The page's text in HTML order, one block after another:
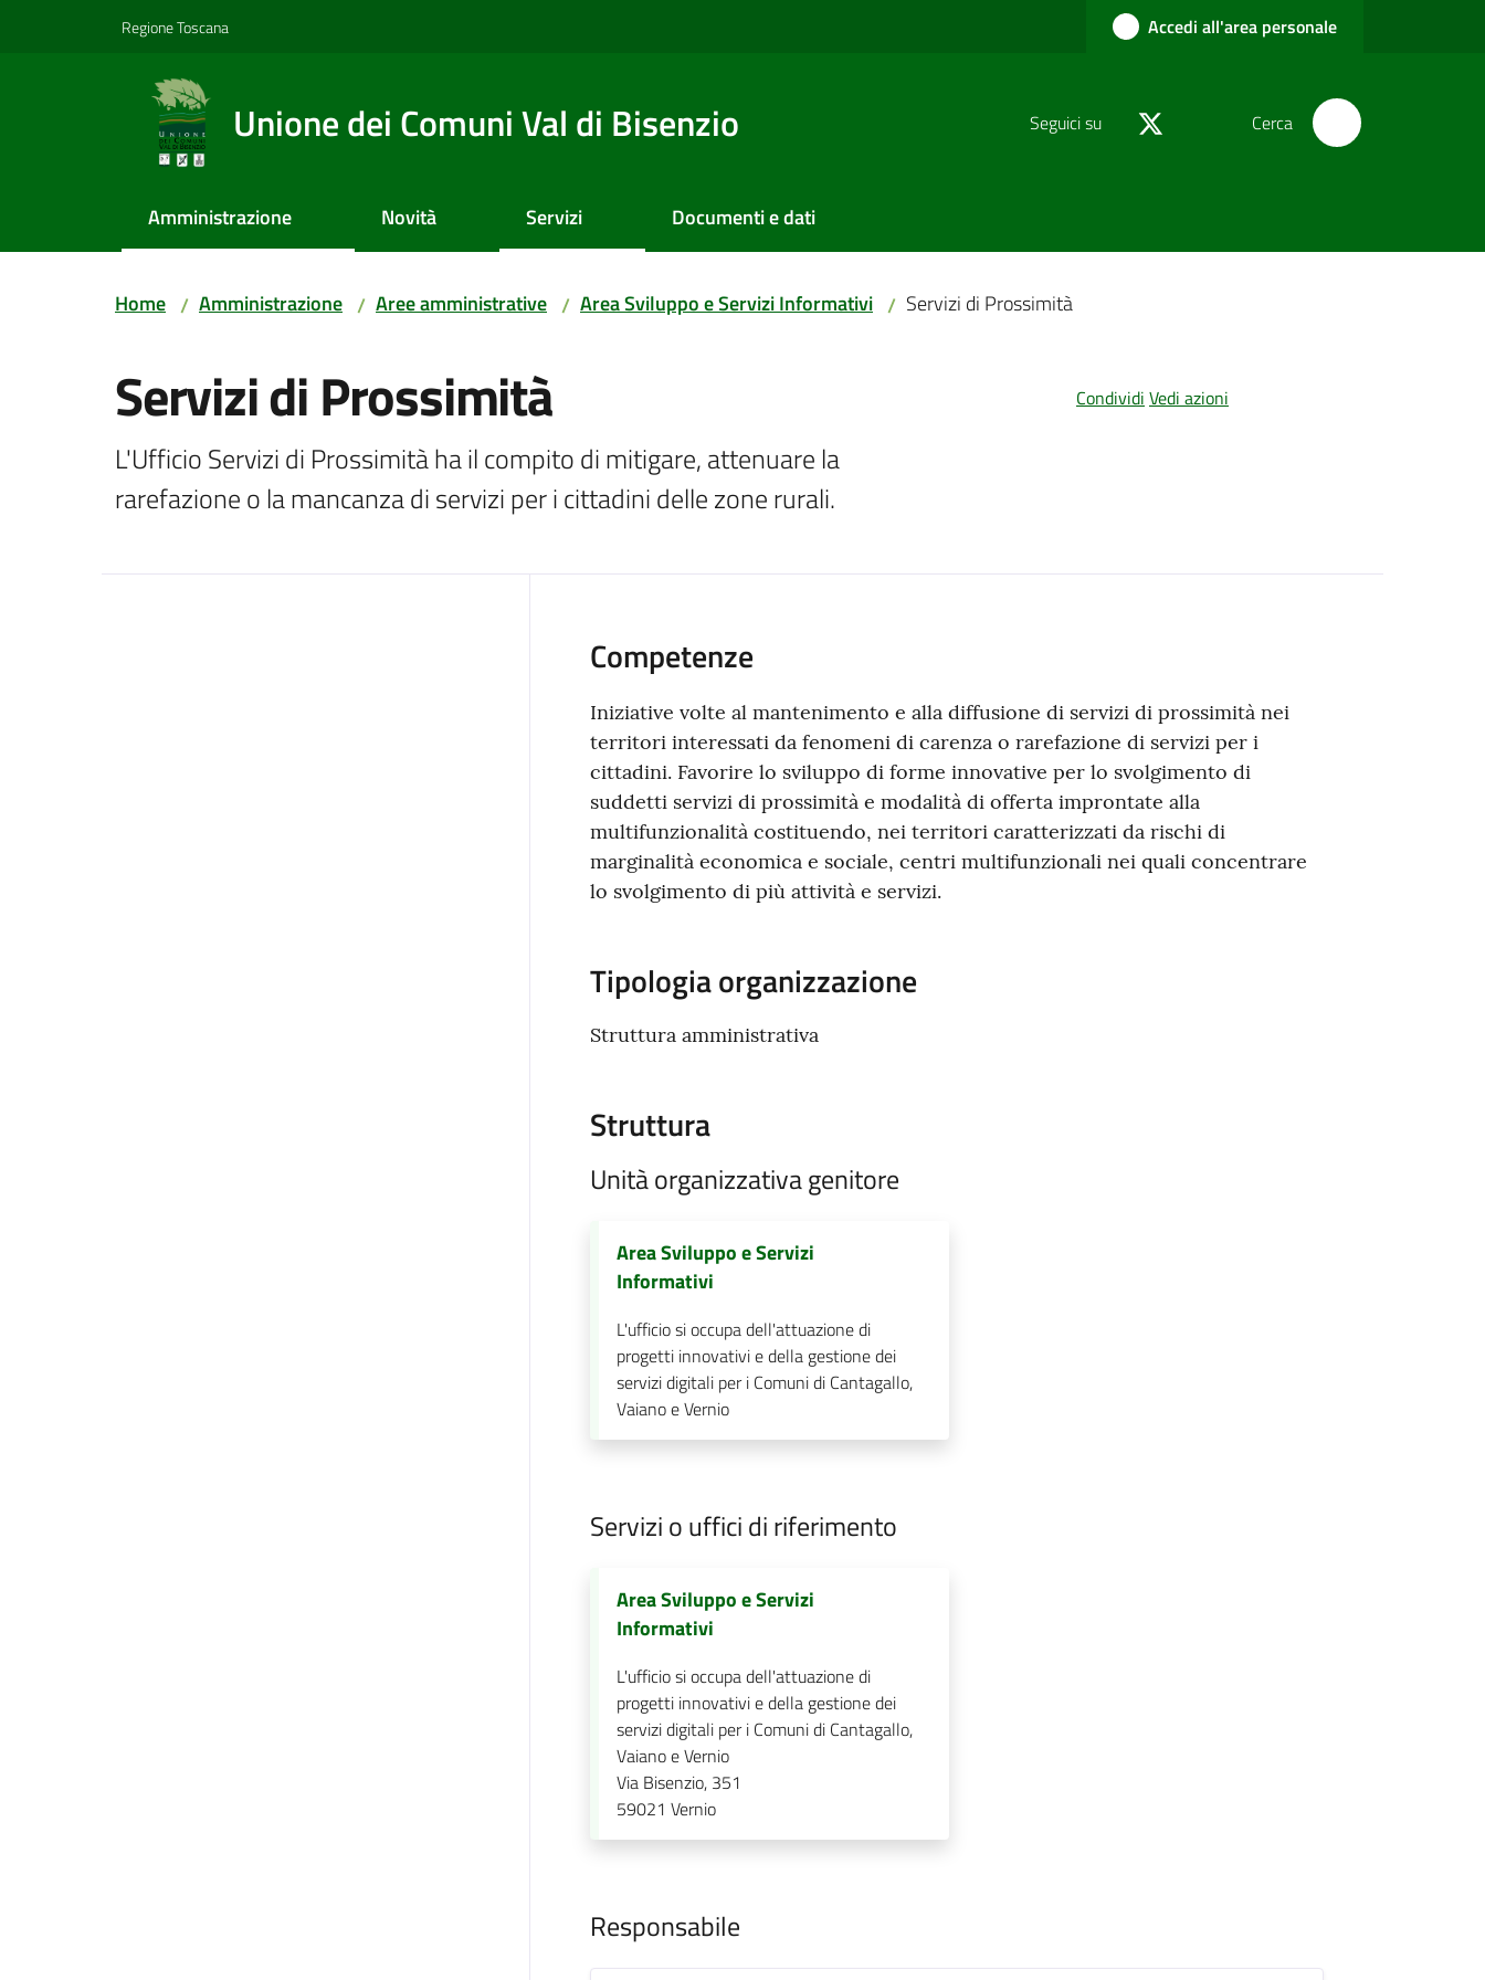
Regione Toscana Accedi all'area personale
Unione dei Comuni Val di Bisenzio Seguici su Cerca
Amministrazione Novità Servizi Documenti e dati
Home / Amministrazione / Aree amministrative / Area Sviluppo e Servizi Informativi / Servizi di Prossimità
Servizi di Prossimità
L'Ufficio Servizi di Prossimità ha il compito di mitigare, attenuare la
rarefazione o la mancanza di servizi per i cittadini delle zone rurali.
Condividi Vedi azioni
Competenze
Iniziative volte al mantenimento e alla diffusione di servizi di prossimità nei
territori interessati da fenomeni di carenza o rarefazione di servizi per i
cittadini. Favorire lo sviluppo di forme innovative per lo svolgimento di
suddetti servizi di prossimità e modalità di offerta improntate alla
multifunzionalità costituendo, nei territori caratterizzati da rischi di
marginalità economica e sociale, centri multifunzionali nei quali concentrare
lo svolgimento di più attività e servizi.
Tipologia organizzazione
Struttura amministrativa
Struttura
Unità organizzativa genitore
Area Sviluppo e Servizi
Informativi
L'ufficio si occupa dell'attuazione di
progetti innovativi e della gestione dei
servizi digitali per i Comuni di Cantagallo,
Vaiano e Vernio
Servizi o uffici di riferimento
Area Sviluppo e Servizi
Informativi
L'ufficio si occupa dell'attuazione di
progetti innovativi e della gestione dei
servizi digitali per i Comuni di Cantagallo,
Vaiano e Vernio
Via Bisenzio, 351
59021 Vernio
Responsabile